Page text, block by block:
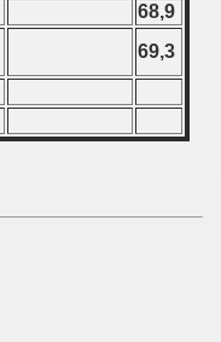
68,9
69,3